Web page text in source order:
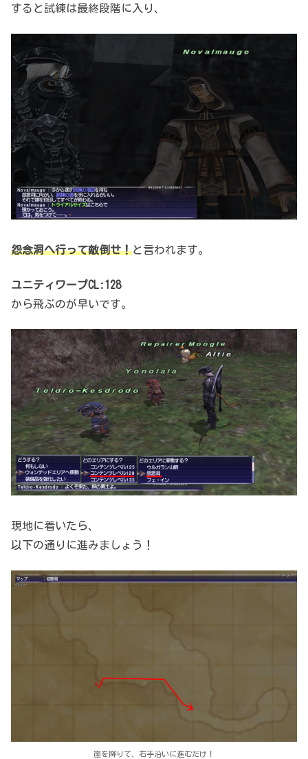
すると試練は最終段階に入り、
怨念洞へ行って敵倒せ！と言われます。
ユニティワープCL:128
から飛ぶのが早いです。
現地に着いたら、
以下の通りに進みましょう！
崖を降りて、右手沿いに進むだけ！